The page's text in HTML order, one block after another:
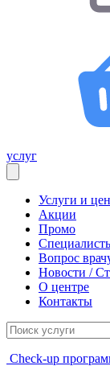
услуг
Услуги и
Акции
Промо
Вопрос
Новости /
О центре
Контакты
Check-up